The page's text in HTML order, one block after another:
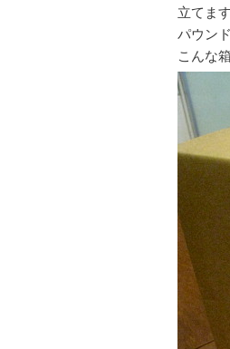
立てま
パウン
こんな